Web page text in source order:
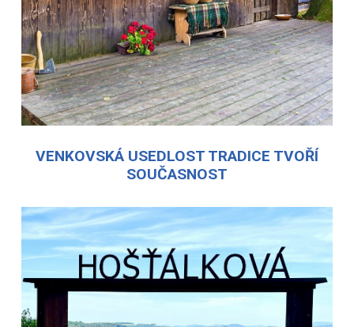
VENKOVSKÁ USEDLOST TRADICE TVOŘÍ
SOUČASNOST